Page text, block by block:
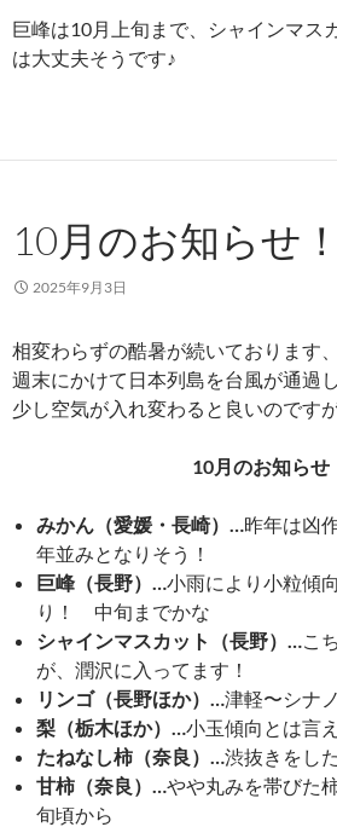
巨峰は10月上旬まで、シャインマス
は大丈夫そうです♪
10月のお知らせ！
2025年9月3日
相変わらずの酷暑が続いております、
週末にかけて日本列島を台風が通過
少し空気が入れ変わると良いのですが
10月のお知らせ
みかん（愛媛・長崎）… 昨年は凶
年並みとなりそう！
巨峰（長野）… 小雨により小粒傾
り！ 中旬までかな
シャインマスカット（長野）…
こ
が、潤沢に入ってます！
リンゴ（長野ほか）… 津軽〜シナ
梨（栃木ほか）… 小玉傾向とは言
たねなし柿（奈良）… 渋抜きをし
甘柿（奈良）… やや丸みを帯び
旬頃から